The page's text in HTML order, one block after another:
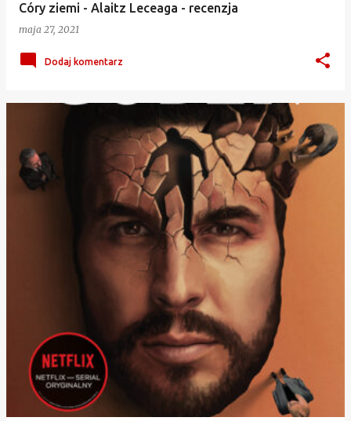
Córy ziemi - Alaitz Leceaga - recenzja
maja 27, 2021
Dodaj komentarz